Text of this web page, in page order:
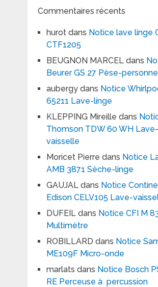
Commentaires récents
hurotdans Notice lave linge
CTF1205
BEUGNON MARCELdans
Beurer GS 27 Pèse-personne
aubergydans Notice
65211 Lave-linge
KLEPPING Mireille dans
Thomson TDW 60 WH Lave-
vaisselle
Moricet Pierre dans Notice
AMB 3871 Sèche-linge
GAUJALdans Notice
Edison CELV105 Lave-
DUFEILdans Notice CFI M
Multimètre
ROBILLARD dans Notice
ME109F Micro-onde
marlats dans Notice Bosch
RE Perceuse à percussion